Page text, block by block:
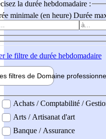
la durée hebdomadaire :
minimale (en heure) Durée
le filtre de durée hebdomadaire
filtres de Domaine pro
professionel
Achats / Comptabilité /
Arts / Artisanat d'art
Banque / Assurance